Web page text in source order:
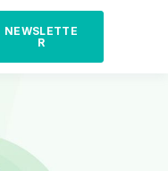
NEWSLETTE
R